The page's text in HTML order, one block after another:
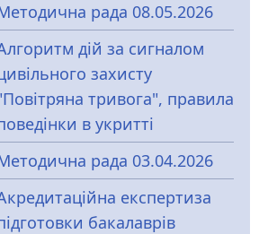
рада 08.05.2026
дій за сигналом
захисту
тривога", правила
в укритті
рада 03.04.2026
експертиза
бакалаврів